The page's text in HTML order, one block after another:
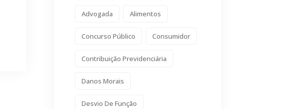
Advogada Alimentos
Concurso Público Consumidor
Contribuição Previdenciária
Danos Morais
Desvio De Função